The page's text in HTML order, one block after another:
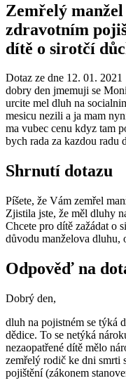
Zemřelý
zdravotním
dítě o sirotčí
Dotaz ze dne 12. 01. 2021
dobry den jmemuji se
urcite mel dluh na
mesicu nezili a ja mam
ma vubec cenu kdyz tam
bych rada za kazdou radu
Shrnutí dotazu
Píšete, že Vám zemřel
Zjistila jste, že měl dluhy
Chcete pro dítě zažádat o
důvodu manželova dluhu,
Odpověď na
Dobrý den,
dluh na pojistném se týká
dědice. To se netýká
nezaopatřené dítě mělo
zemřelý rodič ke dni smrti
pojištění (zákonem